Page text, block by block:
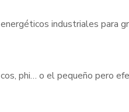
energéticos industriales para
cos, phi… o el pequeño pero